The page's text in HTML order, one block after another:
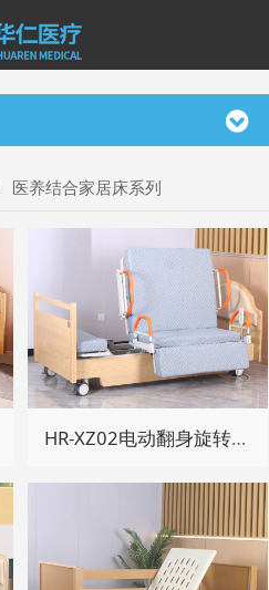
医养结合家居床系列
HR-XZ02电动翻身旋转家居床